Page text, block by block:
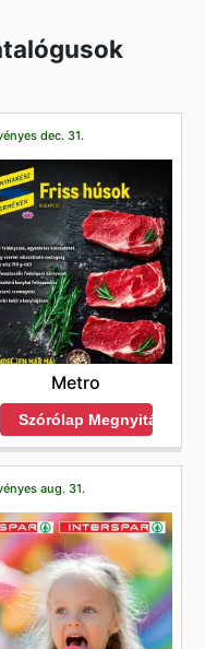
dec. 31.
Metro
Szórólap Megnyitása
aug. 31.